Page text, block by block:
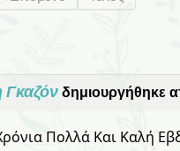
Γκαζόν δημιουργήθηκε
Πολλά Και Καλή